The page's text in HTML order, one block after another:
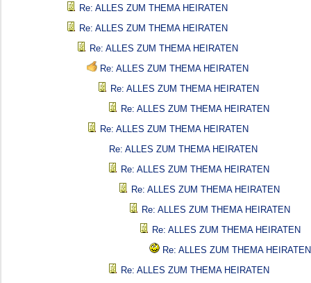
Re: ALLES ZUM THEMA HEIRATEN
Re: ALLES ZUM THEMA HEIRATEN
Re: ALLES ZUM THEMA HEIRATEN
Re: ALLES ZUM THEMA HEIRATEN
Re: ALLES ZUM THEMA HEIRATEN
Re: ALLES ZUM THEMA HEIRATEN
Re: ALLES ZUM THEMA HEIRATEN
Re: ALLES ZUM THEMA HEIRATEN
Re: ALLES ZUM THEMA HEIRATEN
Re: ALLES ZUM THEMA HEIRATEN
Re: ALLES ZUM THEMA HEIRATEN
Re: ALLES ZUM THEMA HEIRATEN
Re: ALLES ZUM THEMA HEIRATEN
Re: ALLES ZUM THEMA HEIRATEN